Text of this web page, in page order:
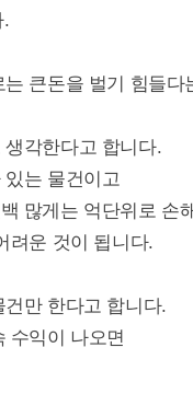
.
큰돈을 벌기 힘들다
각한다고 합니다.
는 물건이고
많게는 억단위로 손
려운 것이 됩니다.
만 한다고 합니다.
수익이 나오면